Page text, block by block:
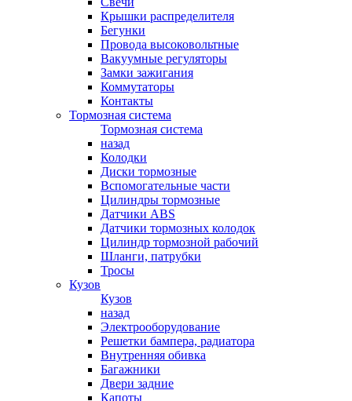
Крышки распределителя
Бегунки
Провода высоковольтные
Вакуумные регуляторы
Замки зажигания
Коммутаторы
Контакты
Тормозная система
Тормозная система
назад
Колодки
Диски тормозные
Вспомогательные части
Цилиндры тормозные
Датчики ABS
Датчики тормозных колодок
Цилиндр тормозной рабочий
Шланги, патрубки
Тросы
Кузов
Кузов
назад
Электрооборудование
Решетки бампера, радиатора
Внутренняя обивка
Багажники
Двери задние
Капоты